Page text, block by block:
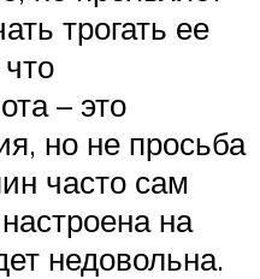
трогать ее
– это
но не просьба
часто сам
на
недовольна.